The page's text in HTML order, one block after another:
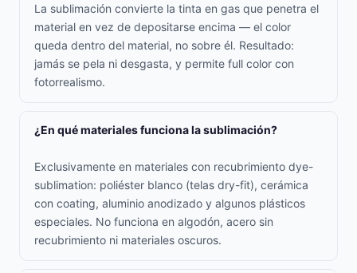
La sublimación convierte la tinta en gas que penetra el
material en vez de depositarse encima — el color
queda dentro del material, no sobre él. Resultado:
jamás se pela ni desgasta, y permite full color con
fotorrealismo.
¿En qué materiales funciona la sublimación?
Exclusivamente en materiales con recubrimiento dye-
sublimation: poliéster blanco (telas dry-fit), cerámica
con coating, aluminio anodizado y algunos plásticos
especiales. No funciona en algodón, acero sin
recubrimiento ni materiales oscuros.